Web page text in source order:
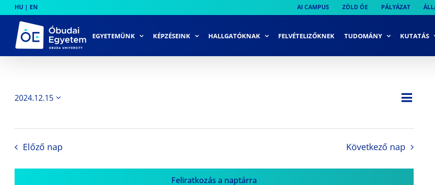
to
content
HU | EN AI CAMPUS ZÖLD ÓE PÁLYÁZAT
EGYETEMÜNK KÉPZÉSEINK HALLGATÓKNAK FELVÉTELIZŐKNEK TUDOMÁNY KUTATÁS
Nap
2024.12.15
Előző nap Következő nap
Feliratkozás a naptárra